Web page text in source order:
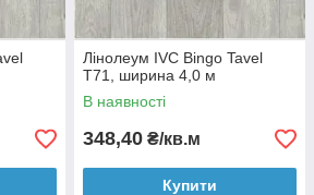
Лінолеум IVC Bingo Tavel
T71, ширина 4,0 м
В наявності
348,40 ₴/кв.м
Купити